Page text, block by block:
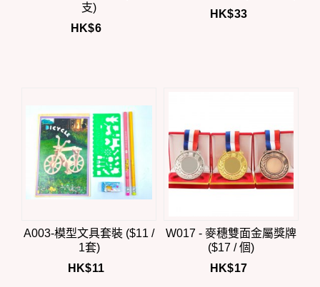
支)
HK$6
HK$33
A003-模型文具套裝 ($11 /
1套)
HK$11
W017 - 麥穗雙面金屬獎牌
($17 / 個)
HK$17